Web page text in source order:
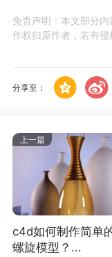
免责声明：本文部分
作权归原作者，若有
分享至：
上一篇
c4d如何制作简单
螺旋模型？...